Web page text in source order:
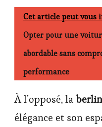
Cet article peut vous
Opter pour une
abordable sans
performance
À l’opposé, la
élégance et son